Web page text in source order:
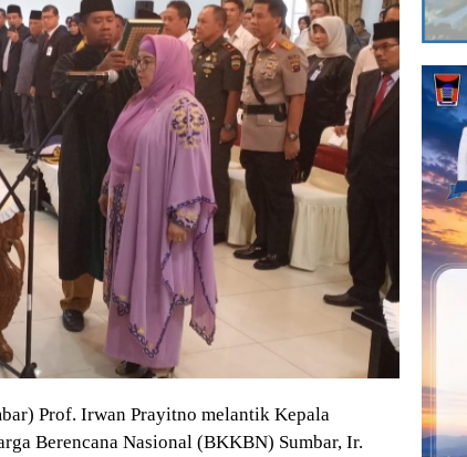
Prof. Irwan Prayitno melantik Kepala
Berencana Nasional (BKKBN) Sumbar, Ir.